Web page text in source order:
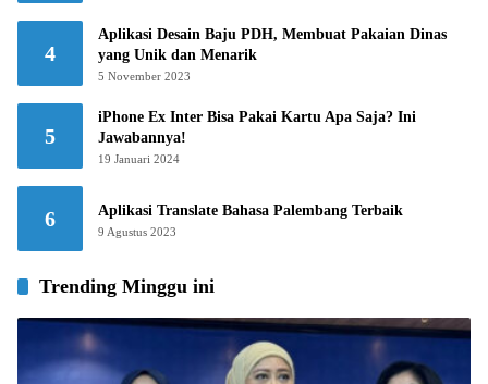
4
Aplikasi Desain Baju PDH, Membuat Pakaian Dinas
yang Unik dan Menarik
5 November 2023
5
iPhone Ex Inter Bisa Pakai Kartu Apa Saja? Ini
Jawabannya!
19 Januari 2024
6 Aplikasi Translate Bahasa Palembang Terbaik
9 Agustus 2023
Trending Minggu ini